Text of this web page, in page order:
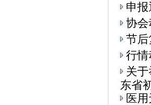
申
协
节
行
关
东省
医